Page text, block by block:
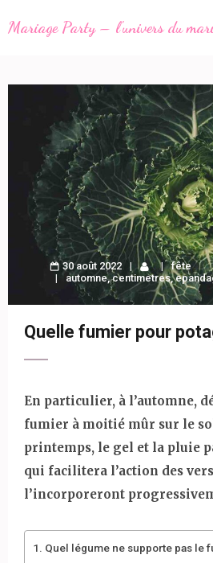
au
(Pressez
Mariage Party – l'univers du
30 août 2022
fête
automne,centimetres,
Quelle fumier pour
En particulier, à l’automne,
fumier à moitié mûr sur le
printemps, le gel et la pluie
qui facilitera l’action des
l’incorporeront
Quel légume ne supporte pas le